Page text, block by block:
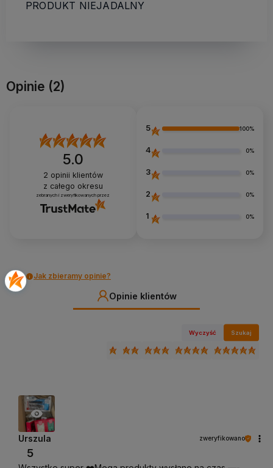
PRODUKT NIEJADALNY
Opinie (2)
5.0
2 opinii klientów
z całego okresu
zebranych i zweryfikowanych przez
5 100%
4 0%
3 0%
2 0%
1 0%
Jak zbieramy opinie?
Opinie klientów
Wyczyść Szukaj
Urszula zweryfikowano
5